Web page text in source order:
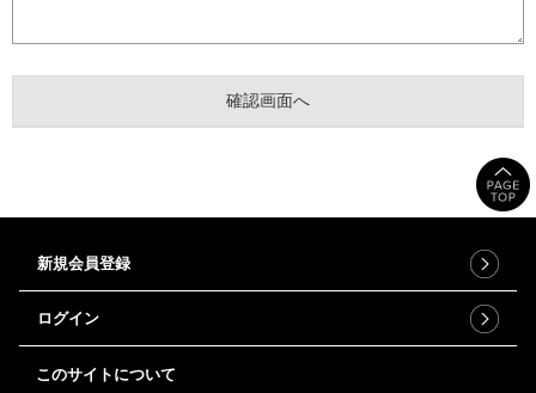
新規会員登録
ログイン
このサイトについて